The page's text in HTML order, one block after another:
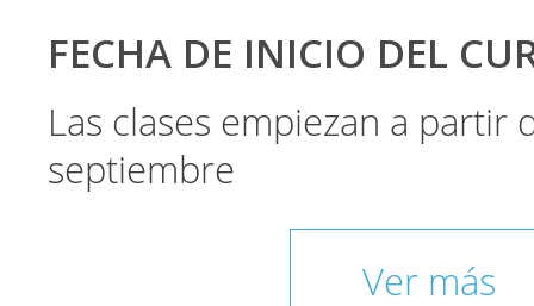
FECHA DE INICIO DEL
Las clases empiezan a partir
septiembre
Ver más